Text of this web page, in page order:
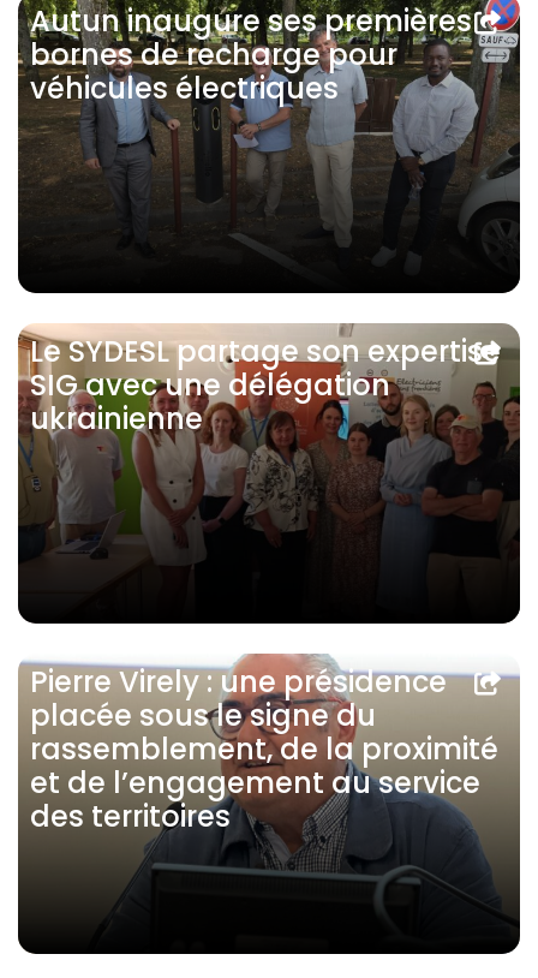
Autun inaugure ses premières
bornes de recharge pour
véhicules électriques
Le SYDESL partage son expertise
SIG avec une délégation
ukrainienne
Pierre Virely : une présidence
placée sous le signe du
rassemblement, de la proximité
et de l’engagement au service
des territoires